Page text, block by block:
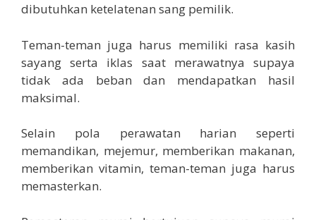
dibutuhkan ketelatenan sang pemilik.
Teman-teman juga harus memiliki rasa kasih
sayang serta iklas saat merawatnya supaya
tidak ada beban dan mendapatkan hasil
maksimal.
Selain pola perawatan harian seperti
memandikan, mejemur, memberikan makanan,
memberikan vitamin, teman-teman juga harus
memasterkan.